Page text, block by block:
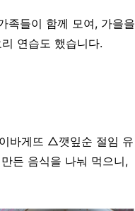
족들이 함께 모여, 가을을
연습도 했습니다.
바게뜨 △깻잎순 절임 유
든 음식을 나눠 먹으니,